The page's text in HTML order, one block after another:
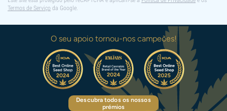
Termos de Serviço da Google.
O seu apoio tornou-nos campeões!
Descubra todos os nossos
prémios